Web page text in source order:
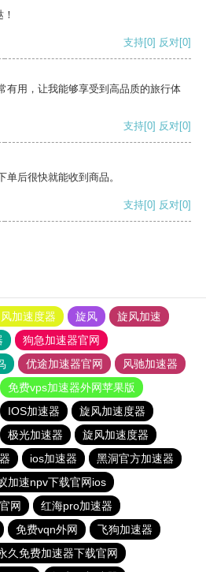
支持[0] 反对[0]
有用，让我能够享受到高品质的旅行体
支持[0] 反对[0]
后很快就能收到商品。
支持[0] 反对[0]
加速度器 旋风
旋风加速
狗急加速器官网
优途加速器官网
风驰加速器
免费vps加速器外网苹果版
IOS加速器
旋风加速度器
极光加速器
旋风加速度器
ios加速器
黑洞官方加速器
加速npv下载官网ios
网
红海pro加速器
免费vqn外网
飞狗加速器
久免费加速器下载官网